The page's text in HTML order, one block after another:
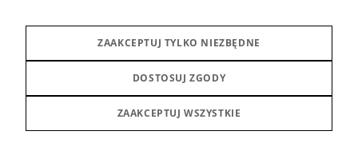
Producenci
POKAŻ PEŁNĄ WERSJĘ STRONY
ZAAKCEPTUJ TYLKO NIEZBĘDNE
DOSTOSUJ ZGODY
ZAAKCEPTUJ WSZYSTKIE